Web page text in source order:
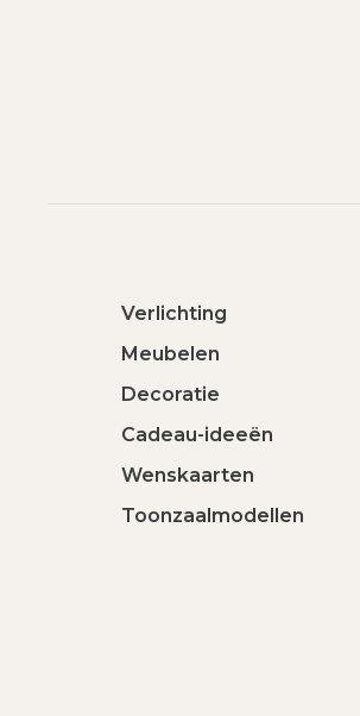
Verlichting
Meubelen
Decoratie
Cadeau-ideeën
Wenskaarten
Toonzaalmodellen